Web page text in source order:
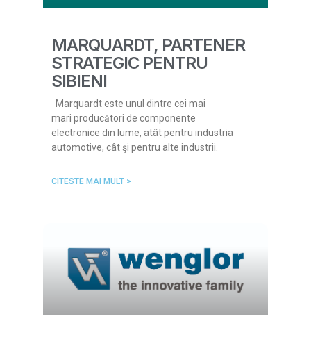
MARQUARDT, PARTENER
STRATEGIC PENTRU
SIBIENI
Marquardt este unul dintre cei mai
mari producători de componente
electronice din lume, atât pentru industria
automotive, cât şi pentru alte industrii.
CITESTE MAI MULT >